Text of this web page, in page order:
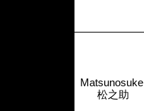
Matsunosuke
松之助